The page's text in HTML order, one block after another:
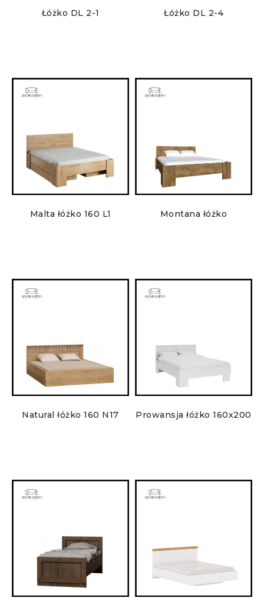
Łóżko DL 2-1 Łóżko DL 2-4
Malta łóżko 160 L1 Montana łóżko
Natural łóżko 160 N17 Prowansja łóżko 160x200